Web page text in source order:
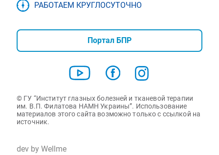
РАБОТАЕМ КРУГЛОСУТОЧНО
Портал БПР
© ГУ “Институт глазных болезней и тканевой терапии
им. В.П. Филатова НАМН Украины”. Использование
материалов этого сайта возможно только с ссылкой на
источник.
dev by Wellme